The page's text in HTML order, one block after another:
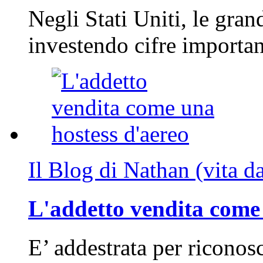
Negli Stati Uniti, le
investendo cifre
Il Blog di Nathan (vita
L'addetto vendita
E’ addestrata per